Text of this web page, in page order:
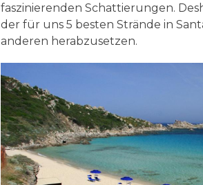
faszinierenden Schattierungen.
der für uns 5 besten Strände in
anderen herabzusetzen.